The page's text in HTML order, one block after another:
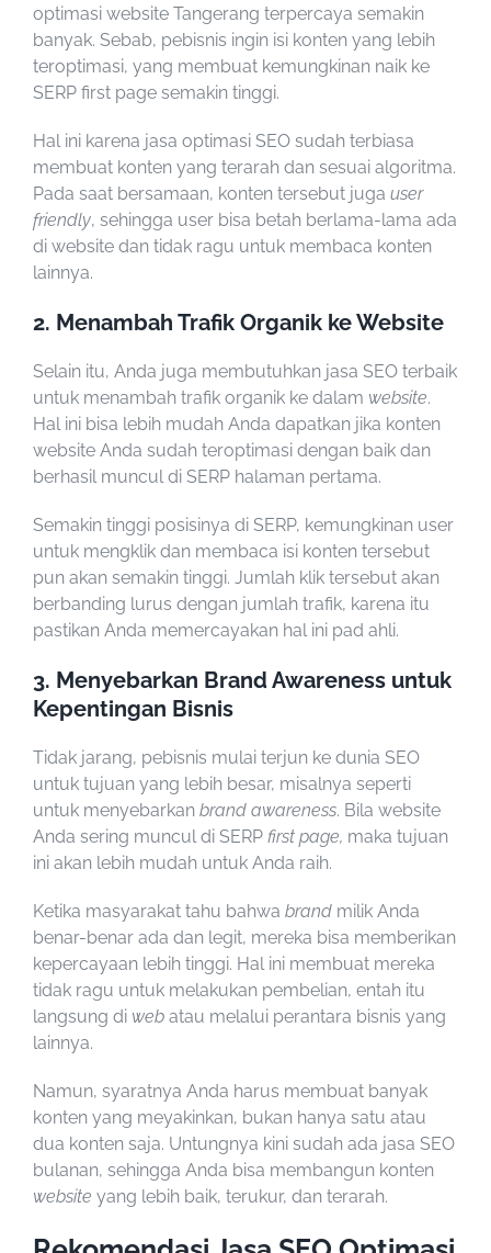
optimasi website Tangerang terpercaya semakin
banyak. Sebab, pebisnis ingin isi konten yang lebih
teroptimasi, yang membuat kemungkinan naik ke
SERP first page semakin tinggi.
Hal ini karena jasa optimasi SEO sudah terbiasa
membuat konten yang terarah dan sesuai algoritma.
Pada saat bersamaan, konten tersebut juga user
friendly, sehingga user bisa betah berlama-lama ada
di website dan tidak ragu untuk membaca konten
lainnya.
2. Menambah Trafik Organik ke Website
Selain itu, Anda juga membutuhkan jasa SEO terbaik
untuk menambah trafik organik ke dalam website.
Hal ini bisa lebih mudah Anda dapatkan jika konten
website Anda sudah teroptimasi dengan baik dan
berhasil muncul di SERP halaman pertama.
Semakin tinggi posisinya di SERP, kemungkinan user
untuk mengklik dan membaca isi konten tersebut
pun akan semakin tinggi. Jumlah klik tersebut akan
berbanding lurus dengan jumlah trafik, karena itu
pastikan Anda memercayakan hal ini pad ahli.
3. Menyebarkan Brand Awareness untuk
Kepentingan Bisnis
Tidak jarang, pebisnis mulai terjun ke dunia SEO
untuk tujuan yang lebih besar, misalnya seperti
untuk menyebarkan brand awareness. Bila website
Anda sering muncul di SERP first page, maka tujuan
ini akan lebih mudah untuk Anda raih.
Ketika masyarakat tahu bahwa brand milik Anda
benar-benar ada dan legit, mereka bisa memberikan
kepercayaan lebih tinggi. Hal ini membuat mereka
tidak ragu untuk melakukan pembelian, entah itu
langsung di web atau melalui perantara bisnis yang
lainnya.
Namun, syaratnya Anda harus membuat banyak
konten yang meyakinkan, bukan hanya satu atau
dua konten saja. Untungnya kini sudah ada jasa SEO
bulanan, sehingga Anda bisa membangun konten
website yang lebih baik, terukur, dan terarah.